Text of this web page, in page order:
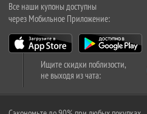
Все наши купоны доступны
через Мобильное Приложение:
Ищите скидки поблизости,
не выходя из чата: